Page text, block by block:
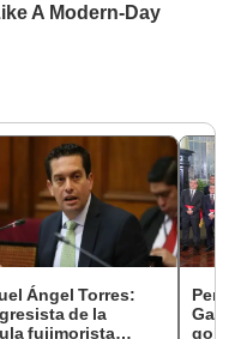
Ángel Torres:
de la
fujimorista